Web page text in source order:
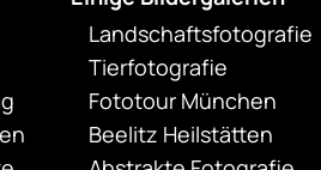
können
Produktseite
gewählt
Landschaftsfotografie
Tierfotografie
Fototour München
Beelitz Heilstätten